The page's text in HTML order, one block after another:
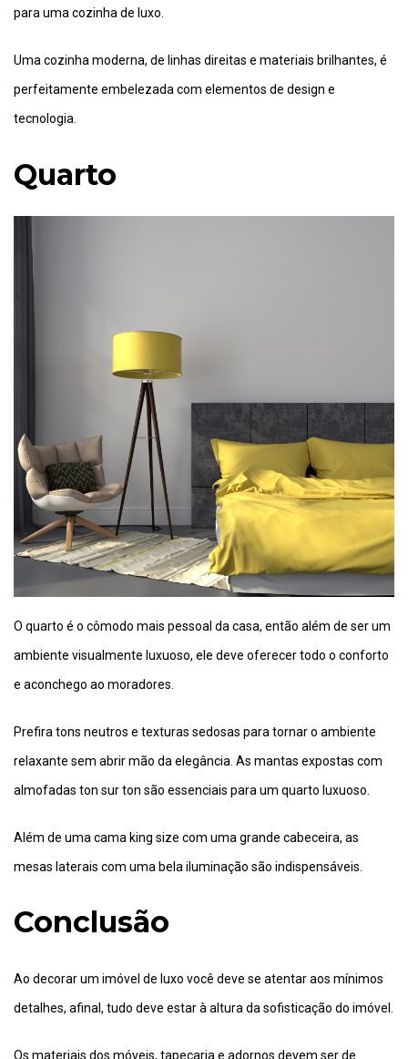
para uma cozinha de luxo.
Uma cozinha moderna, de linhas direitas e materiais brilhantes, é
perfeitamente embelezada com elementos de design e
tecnologia.
Quarto
O quarto é o cômodo mais pessoal da casa, então além de ser um
ambiente visualmente luxuoso, ele deve oferecer todo o conforto
e aconchego ao moradores.
Prefira tons neutros e texturas sedosas para tornar o ambiente
relaxante sem abrir mão da elegância. As mantas expostas com
almofadas ton sur ton são essenciais para um quarto luxuoso.
Além de uma cama king size com uma grande cabeceira, as
mesas laterais com uma bela iluminação são indispensáveis.
Conclusão
Ao decorar um imóvel de luxo você deve se atentar aos mínimos
detalhes, afinal, tudo deve estar à altura da sofisticação do imóvel.
Os materiais dos móveis, tapeçaria e adornos devem ser de